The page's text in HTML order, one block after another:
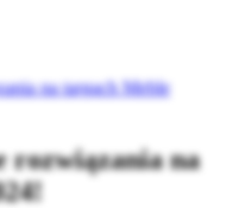
na targach Meble
rozwiązania na